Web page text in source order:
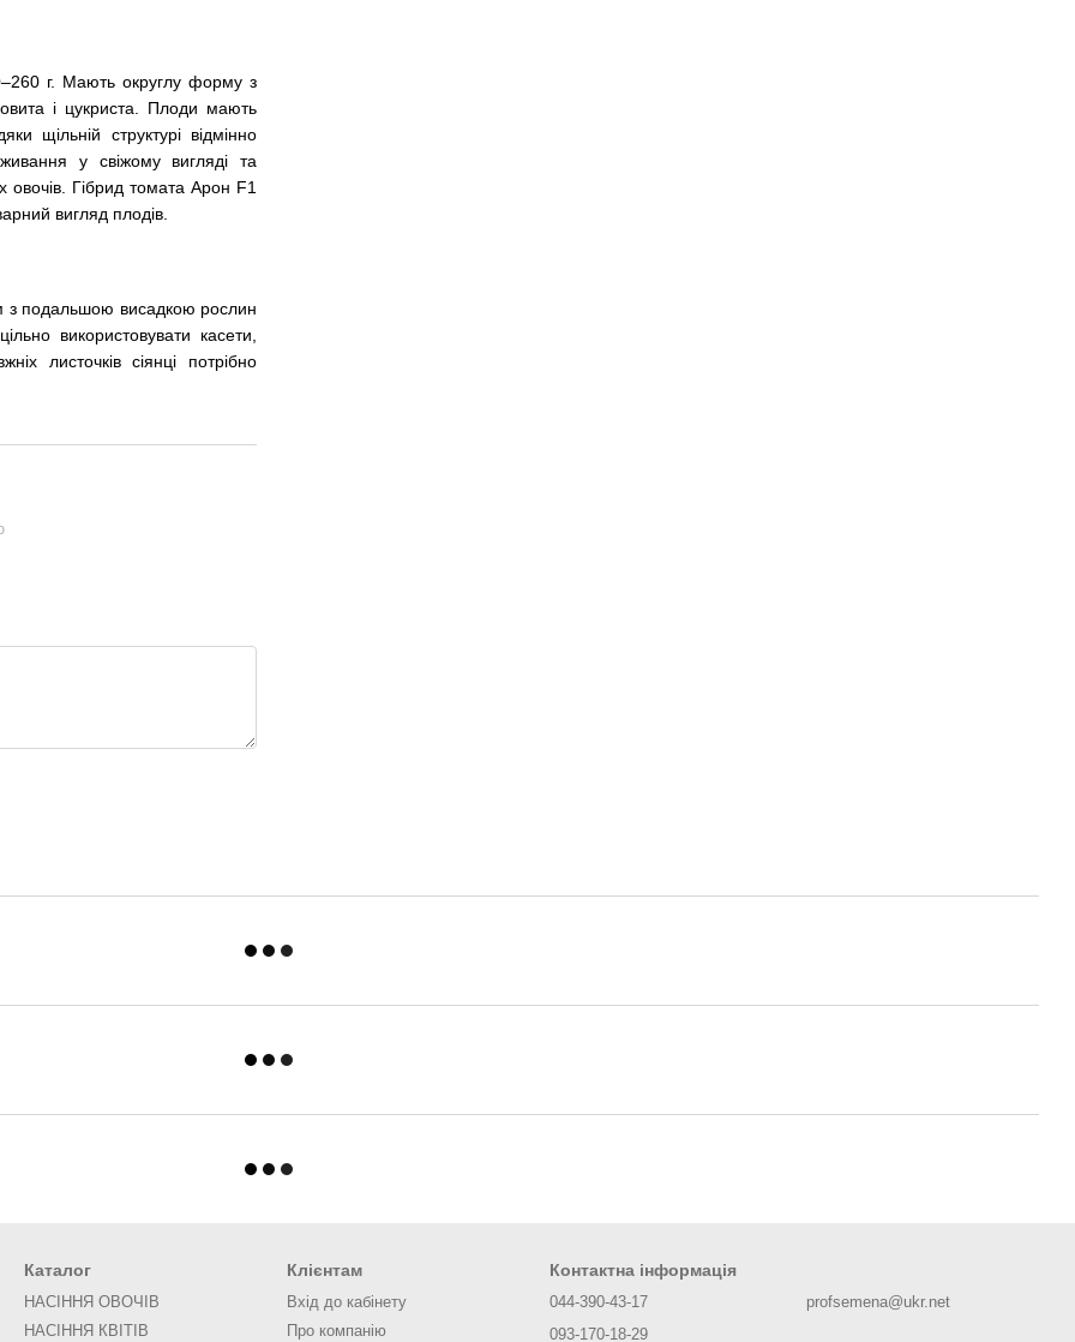
г. Мають округлу форму з
і цукриста. Плоди мають
щільній структурі відмінно
у свіжому вигляді та
овочів. Гібрид томата Арон F1
вигляд плодів.
з подальшою висадкою рослин
використовувати касети,
листочків сіянці потрібно
Каталог
НАСІННЯ ОВОЧІВ
НАСІННЯ КВІТІВ
Клієнтам
Вхід до кабінету
Про компанію
Контактна інформація
044-390-43-17
093-170-18-29
profsemena@ukr.net